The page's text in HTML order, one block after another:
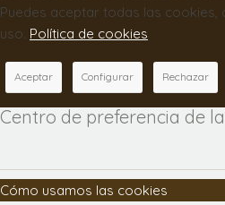
Puedes aceptar todas las
uso. Política de cookies
Aceptar Configurar Rechazar
Centro de preferencia de
Cómo usamos las cookies